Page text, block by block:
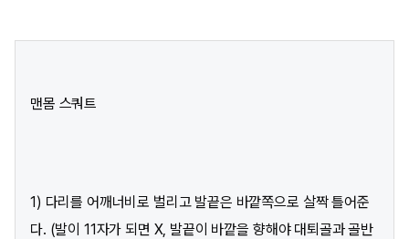
맨몸 스쿼트
1) 다리를 어깨너비로 벌리고 발끝은 바깥쪽으로 살짝 틀어준
다. (발이 11자가 되면 X, 발끝이 바깥을 향해야 대퇴골과 골반